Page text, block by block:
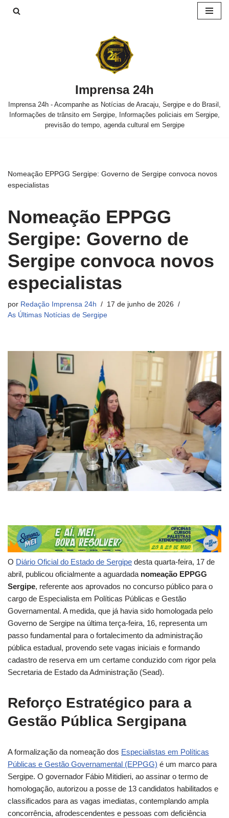
Imprensa 24h
Imprensa 24h - Acompanhe as Notícias de Aracaju, Sergipe e do Brasil,
Informações de trânsito em Sergipe, Informações policiais em Sergipe,
previsão do tempo, agenda cultural em Sergipe
Nomeação EPPGG Sergipe: Governo de Sergipe convoca novos
especialistas
Nomeação EPPGG
Sergipe: Governo de
Sergipe convoca novos
especialistas
por Redação Imprensa 24h
17 de junho de 2026
As Últimas Notícias de Sergipe
O Diário Oficial do Estado de Sergipe desta quarta-feira, 17 de
abril, publicou oficialmente a aguardada nomeação EPPGG
Sergipe, referente aos aprovados no concurso público para o
cargo de Especialista em Políticas Públicas e Gestão
Governamental. A medida, que já havia sido homologada pelo
Governo de Sergipe na última terça-feira, 16, representa um
passo fundamental para o fortalecimento da administração
pública estadual, provendo sete vagas iniciais e formando
cadastro de reserva em um certame conduzido com rigor pela
Secretaria de Estado da Administração (Sead).
Reforço Estratégico para a
Gestão Pública Sergipana
A formalização da nomeação dos Especialistas em Políticas
Públicas e Gestão Governamental (EPPGG) é um marco para
Sergipe. O governador Fábio Mitidieri, ao assinar o termo de
homologação, autorizou a posse de 13 candidatos habilitados e
classificados para as vagas imediatas, contemplando ampla
concorrência, afrodescendentes e pessoas com deficiência